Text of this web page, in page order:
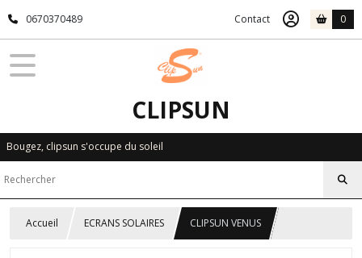
0670370489 Contact 0
CLIPSUN
Bougez, clipsun s'occupe du soleil
Accueil ECRANS SOLAIRES CLIPSUN VENUS